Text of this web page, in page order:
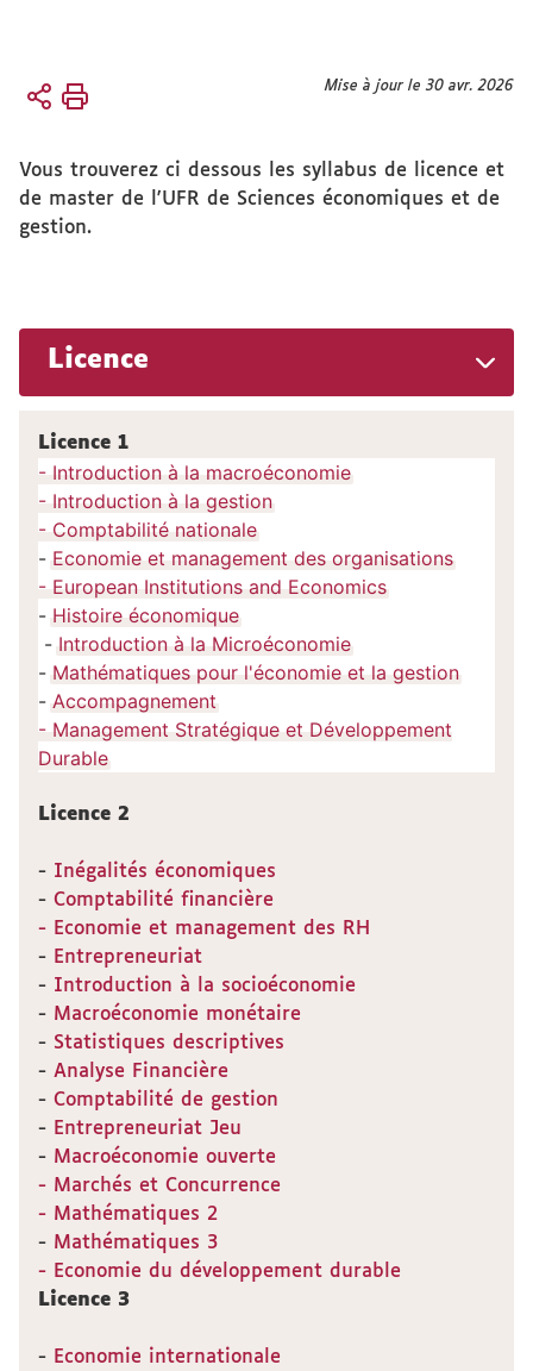
Vous
Accueil
Syllabus
Mise à jour le 30 avr. 2026
Vous trouverez ci dessous les syllabus de licence et
de master de l'UFR de Sciences économiques et de
gestion.
Licence
Licence 1
- Introduction à la macroéconomie
- Introduction à la gestion
- Comptabilité nationale
- Economie et management des organisations
- European Institutions and Economics
- Histoire économique
- Introduction à la Microéconomie
- Mathématiques pour l'économie et la gestion
- Accompagnement
- Management Stratégique et Développement
Durable
Licence 2
- Inégalités économiques
- Comptabilité financière
- Economie et management des RH
- Entrepreneuriat
- Introduction à la socioéconomie
- Macroéconomie monétaire
- Statistiques descriptives
- Analyse Financière
- Comptabilité de gestion
- Entrepreneuriat Jeu
- Macroéconomie ouverte
- Marchés et Concurrence
- Mathématiques 2
- Mathématiques 3
- Economie du développement durable
Licence 3
- Economie internationale